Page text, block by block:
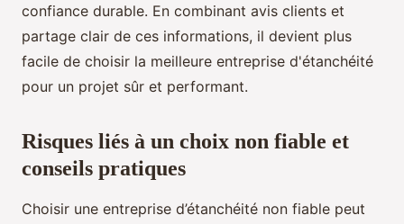
confiance durable. En combinant avis clients et
partage clair de ces informations, il devient plus
facile de choisir la meilleure entreprise d'étanchéité
pour un projet sûr et performant.
Risques liés à un choix non fiable et
conseils pratiques
Choisir une entreprise d’étanchéité non fiable peut